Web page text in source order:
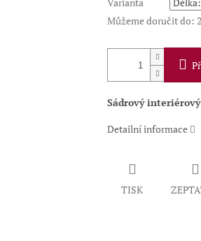
Varianta
Můžeme doručit do:
Sádrový
Detailní informace
TISK